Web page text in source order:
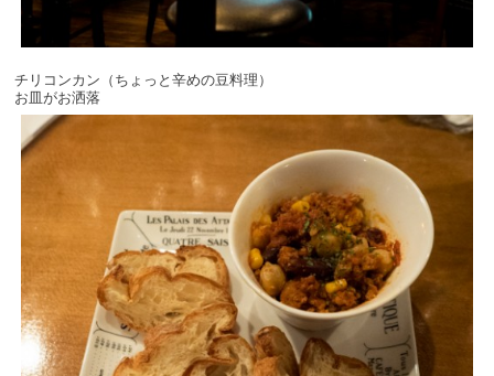
チリコンカン（ちょっと辛めの豆料理）
お皿がお洒落